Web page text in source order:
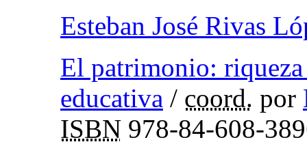
Esteban José Rivas
El patrimonio:
educativa / coord. por
ISBN 978-84-608-